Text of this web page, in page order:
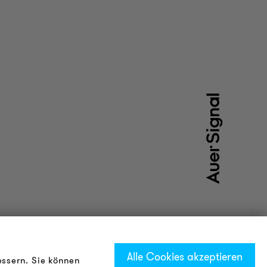
Sie können Alle Cookies akzeptieren